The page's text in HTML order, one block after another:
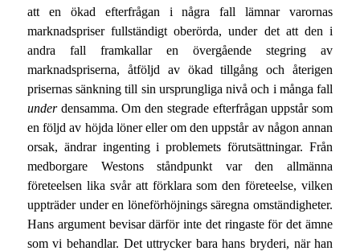
att en ökad efterfrågan i några fall lämnar varornas
marknadspriser fullständigt oberörda, under det att den i
andra fall framkallar en övergående stegring av
marknadspriserna, åtföljd av ökad tillgång och återigen
prisernas sänkning till sin ursprungliga nivå och i många fall
underdensamma. Om den stegrade efterfrågan uppstår som
en följd av höjda löner eller om den uppstår av någon annan
orsak, ändrar ingenting i problemets förutsättningar. Från
medborgare Westons ståndpunkt var den allmänna
företeelsen lika svår att förklara som den företeelse, vilken
uppträder under en löneförhöjnings säregna omständigheter.
Hans argument bevisar därför inte det ringaste för det ämne
som vi behandlar. Det uttrycker bara hans bryderi, när han